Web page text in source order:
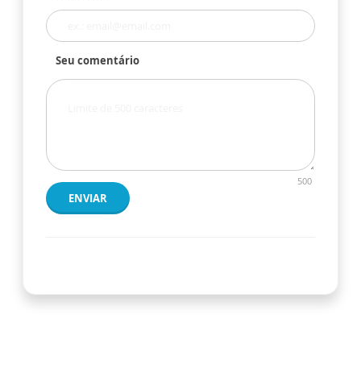
Seu comentário
500
ENVIAR